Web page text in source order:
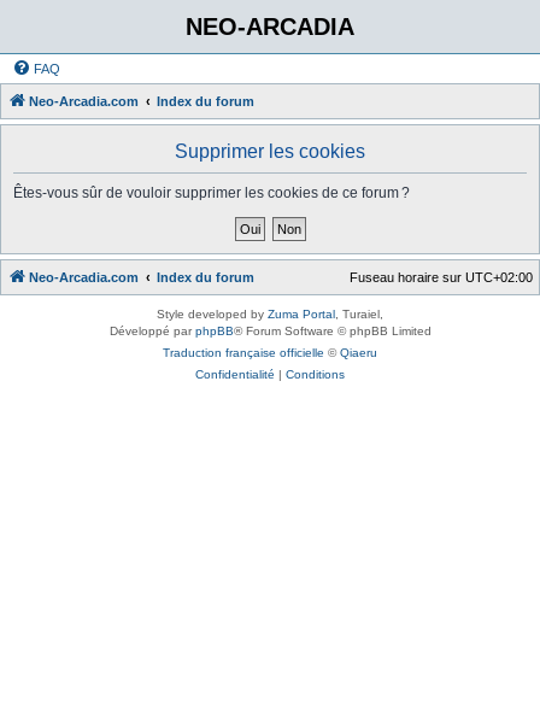
NEO-ARCADIA
FAQ
Neo-Arcadia.com Index du forum
Supprimer les cookies
Êtes-vous sûr de vouloir supprimer les cookies de ce forum ?
Neo-Arcadia.com Index du forum Fuseau horaire sur UTC+02:00
Style developed by Zuma Portal , Turaiel,
Développé parphpBB® Forum Software © phpBB Limited
Traduction française officielle ©Qiaeru
Confidentialité | Conditions